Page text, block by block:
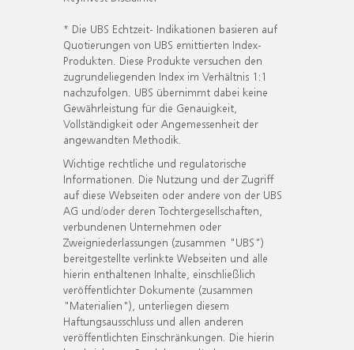
* Die UBS Echtzeit- Indikationen basieren auf
Quotierungen von UBS emittierten Index-
Produkten. Diese Produkte versuchen den
zugrundeliegenden Index im Verhältnis 1:1
nachzufolgen. UBS übernimmt dabei keine
Gewährleistung für die Genauigkeit,
Vollständigkeit oder Angemessenheit der
angewandten Methodik.
Wichtige rechtliche und regulatorische
Informationen. Die Nutzung und der Zugriff
auf diese Webseiten oder andere von der UBS
AG und/oder deren Tochtergesellschaften,
verbundenen Unternehmen oder
Zweigniederlassungen (zusammen "UBS")
bereitgestellte verlinkte Webseiten und alle
hierin enthaltenen Inhalte, einschließlich
veröffentlichter Dokumente (zusammen
"Materialien"), unterliegen diesem
Haftungsausschluss und allen anderen
veröffentlichten Einschränkungen. Die hierin